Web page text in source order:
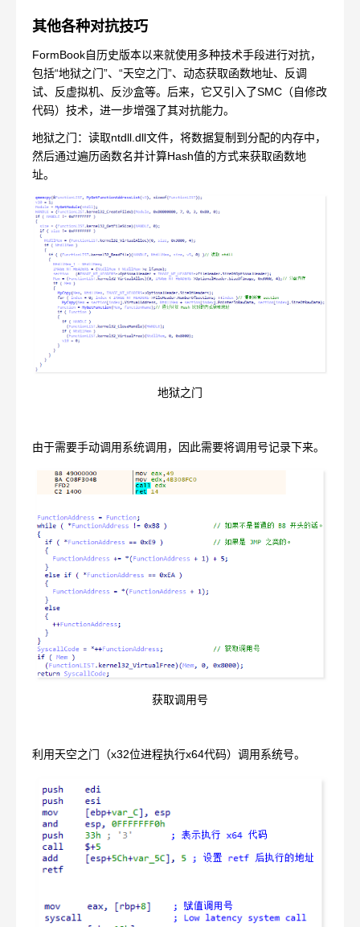
其他各种对抗技巧
FormBook自历史版本以来就使用多种技术手段进行对抗，
包括“地狱之门”、“天空之门”、动态获取函数地址、反调
试、反虚拟机、反沙盒等。后来，它又引入了SMC（自修改
代码）技术，进一步增强了其对抗能力。
地狱之门：读取ntdll.dll文件，将数据复制到分配的内存中，
然后通过遍历函数名并计算Hash值的方式来获取函数地
址。
地狱之门
由于需要手动调用系统调用，因此需要将调用号记录下来。
获取调用号
利用天空之门（x32位进程执行x64代码）调用系统号。